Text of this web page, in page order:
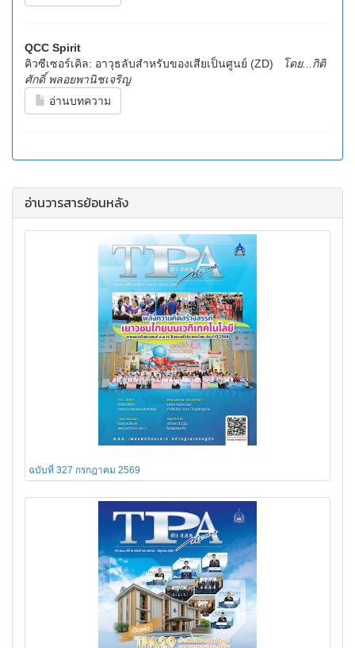
QCC Spirit
คิวซีเซอร์เคิล: อาวุธลับสำหรับของเสียเป็นศูนย์ (ZD)
โดย...กิติ
ศักดิ์ พลอยพานิชเจริญ
อ่านบทความ
อ่านวารสารย้อนหลัง
ฉบับที่ 327 กรกฎาคม 2569